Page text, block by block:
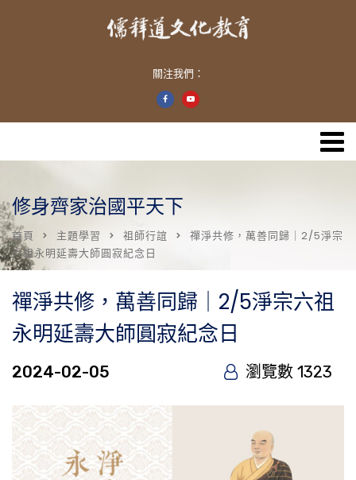
關注我們：
修身齊家治國平天下
首頁 主題學習 祖師行誼
禪淨共修，萬善同歸｜2/5淨宗
六祖永明延壽大師圓寂紀念日
禪淨共修，萬善同歸｜2/5淨宗六祖
永明延壽大師圓寂紀念日
2024-02-05 瀏覽數 1323